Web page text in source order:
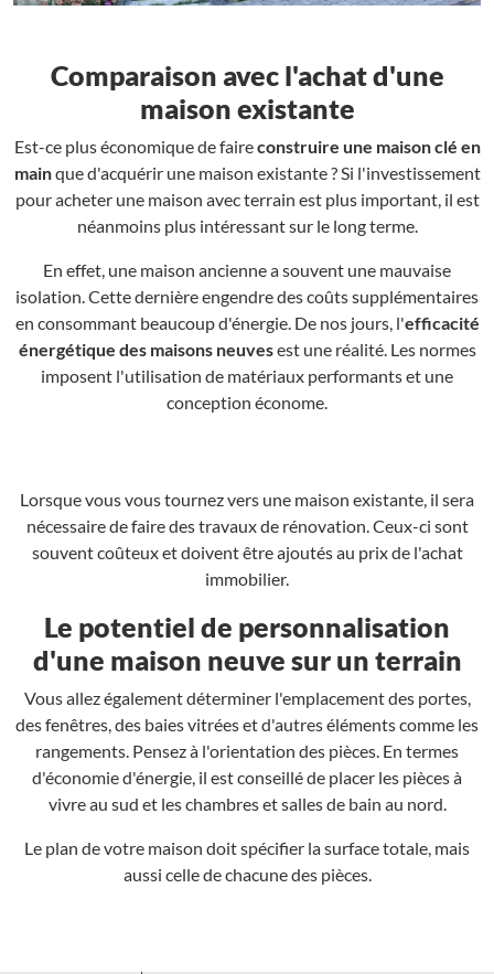
Comparaison avec l'achat d'une
maison existante
Est-ce plus économique de faireconstruire une maison clé en
mainque d'acquérir une maison existante ? Si l'investissement
pour acheter une maison avec terrain est plus important, il est
néanmoins plus intéressant sur le long terme.
En effet, une maison ancienne a souvent une mauvaise
isolation. Cette dernière engendre des coûts supplémentaires
en consommant beaucoup d'énergie. De nos jours, l'efficacité
énergétique des maisons neuvesest une réalité. Les normes
imposent l'utilisation de matériaux performants et une
conception économe.
Lorsque vous vous tournez vers une maison existante, il sera
nécessaire de faire des travaux de rénovation. Ceux-ci sont
souvent coûteux et doivent être ajoutés au prix de l'achat
immobilier.
Le potentiel de personnalisation
d'une maison neuve sur un terrain
Vous allez également déterminer l'emplacement des portes,
des fenêtres, des baies vitrées et d'autres éléments comme les
rangements. Pensez à l'orientation des pièces. En termes
d'économie d'énergie, il est conseillé de placer les pièces à
vivre au sud et les chambres et salles de bain au nord.
Le plan de votre maison doit spécifier la surface totale, mais
aussi celle de chacune des pièces.